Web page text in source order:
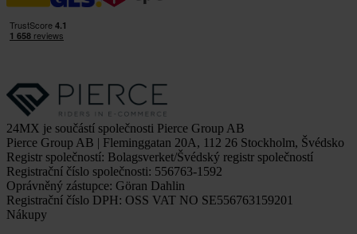
24MX je součástí společnosti Pierce Group AB
Pierce Group AB | Fleminggatan 20A, 112 26 Stockholm, Švédsko
Registr společností: Bolagsverket/Švédský registr společností
Registrační číslo společnosti: 556763-1592
Oprávněný zástupce: Göran Dahlin
Registrační číslo DPH: OSS VAT NO SE556763159201
Nákupy